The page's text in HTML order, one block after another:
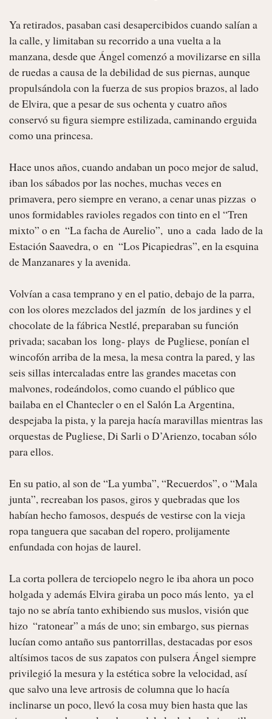
Ya retirados, pasaban casi desapercibidos cuando salían a
la calle, y limitaban su recorrido a una vuelta a la
manzana, desde que Ángel comenzó a movilizarse en silla
de ruedas a causa de la debilidad de sus piernas, aunque
propulsándola con la fuerza de sus propios brazos, al lado
de Elvira, que a pesar de sus ochenta y cuatro años
conservó su figura siempre estilizada, caminando erguida
como una princesa.
Hace unos años, cuando andaban un poco mejor de salud,
iban los sábados por las noches, muchas veces en
primavera, pero siempre en verano, a cenar unas pizzas  o
unos formidables ravioles regados con tinto en el “Tren
mixto” o en  “La facha de Aurelio”,  uno a  cada  lado de la
Estación Saavedra, o  en  “Los Picapiedras”, en la esquina
de Manzanares y la avenida.
Volvían a casa temprano y en el patio, debajo de la parra,
con los olores mezclados del jazmín  de los jardines y el
chocolate de la fábrica Nestlé, preparaban su función
privada; sacaban los  long- plays  de Pugliese, ponían el
wincofón arriba de la mesa, la mesa contra la pared, y las
seis sillas intercaladas entre las grandes macetas con
malvones, rodeándolos, como cuando el público que
bailaba en el Chantecler o en el Salón La Argentina,
despejaba la pista, y la pareja hacía maravillas mientras las
orquestas de Pugliese, Di Sarli o D’Arienzo, tocaban sólo
para ellos.
En su patio, al son de “La yumba”, “Recuerdos”, o “Mala
junta”, recreaban los pasos, giros y quebradas que los
habían hecho famosos, después de vestirse con la vieja
ropa tanguera que sacaban del ropero, prolijamente
enfundada con hojas de laurel.
La corta pollera de terciopelo negro le iba ahora un poco
holgada y además Elvira giraba un poco más lento,  ya el
tajo no se abría tanto exhibiendo sus muslos, visión que
hizo  “ratonear” a más de uno; sin embargo, sus piernas
lucían como antaño sus pantorrillas, destacadas por esos
altísimos tacos de sus zapatos con pulsera Ángel siempre
privilegió la mesura y la estética sobre la velocidad, así
que salvo una leve artrosis de columna que lo hacía
inclinarse un poco, llevó la cosa muy bien hasta que las